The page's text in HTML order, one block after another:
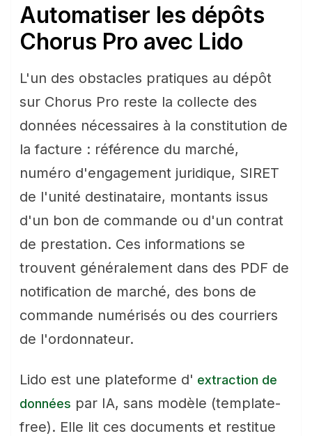
Automatiser les dépôts
Chorus Pro avec Lido
L'un des obstacles pratiques au dépôt
sur Chorus Pro reste la collecte des
données nécessaires à la constitution de
la facture : référence du marché,
numéro d'engagement juridique, SIRET
de l'unité destinataire, montants issus
d'un bon de commande ou d'un contrat
de prestation. Ces informations se
trouvent généralement dans des PDF de
notification de marché, des bons de
commande numérisés ou des courriers
de l'ordonnateur.
Lido est une plateforme d' extraction de
données par IA, sans modèle (template-
free). Elle lit ces documents et restitue